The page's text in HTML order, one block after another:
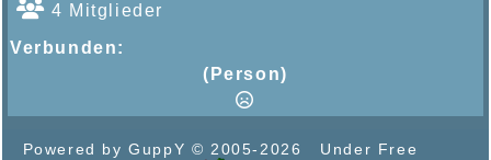
4 Mitglieder
Verbunden:
(Person)
Powered by GuppY © 2005-2026 Under Free